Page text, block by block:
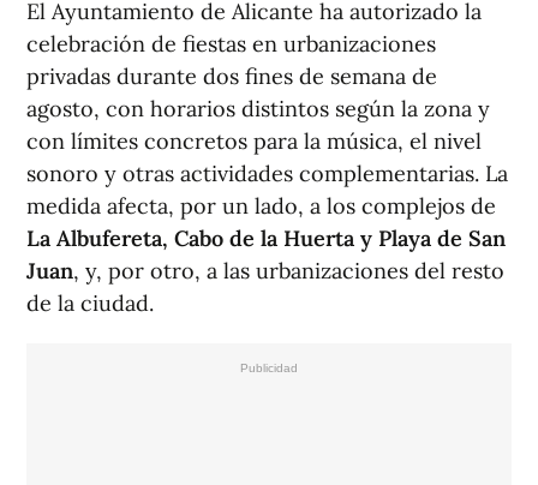
El Ayuntamiento de Alicante ha autorizado la
celebración de fiestas en urbanizaciones
privadas durante dos fines de semana de
agosto, con horarios distintos según la zona y
con límites concretos para la música, el nivel
sonoro y otras actividades complementarias. La
medida afecta, por un lado, a los complejos de
La Albufereta, Cabo de la Huerta y Playa de San
Juan, y, por otro, a las urbanizaciones del resto
de la ciudad.